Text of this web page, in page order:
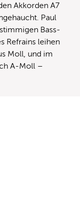
Akkorden A7
Paul
Bass-
Refrains leihen
Moll, und im
A-Moll –